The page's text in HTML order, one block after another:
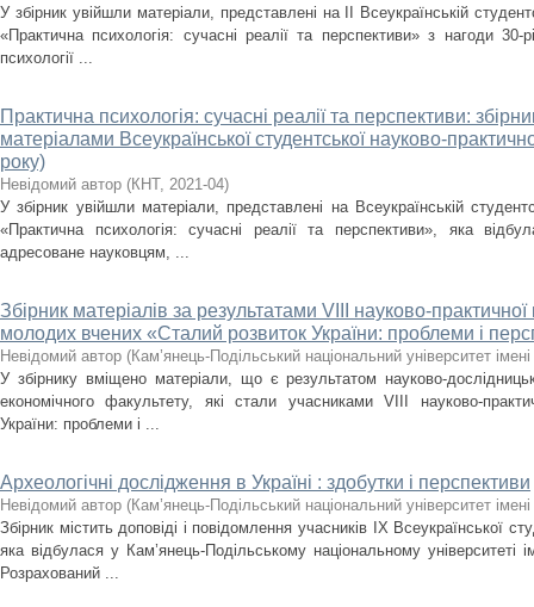
У збірник увійшли матеріали, представлені на ІІ Всеукраїнській
«Практична психологія: сучасні реалії та перспективи» з нагоди 30-
психології ...
Практична психологія: сучасні реалії та перспективи:
матеріалами Всеукраїнської студентської науково-
року)
Невідомий автор (КНТ, 2021-04)
У збірник увійшли матеріали, представлені на Всеукраїнській
«Практична психологія: сучасні реалії та перспективи», яка
адресоване науковцям, ...
Збірник матеріалів за результатами VІIІ науково-
молодих вчених «Сталий розвиток України: проблеми і
Невідомий автор (Кам’янець-Подільський національний університет
У збірнику вміщено матеріали, що є результатом науково-
економічного факультету, які стали учасниками VІІІ науково-
України: проблеми і ...
Археологічні дослідження в Україні : здобутки і перспективи
Невідомий автор (Кам’янець-Подільський національний університет
Збірник містить доповіді і повідомлення учасників IX Всеукраїнської
яка відбулася у Кам’янець-Подільському національному університеті
Розрахований ...